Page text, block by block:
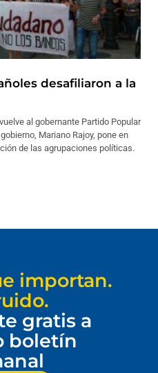
desafiliaron a la
al gobernante Partido Popular
Mariano Rajoy, pone en
de las agrupaciones políticas.
importan.
gratis a
boletín